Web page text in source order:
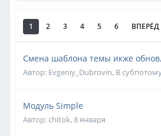
1 2 3 4 5 6 ВПЕРЁД
Смена шаблона темы икже
Автор: Evgeniy_Dubrovin, В
Модуль Simple
Автор:chitok, 8 января